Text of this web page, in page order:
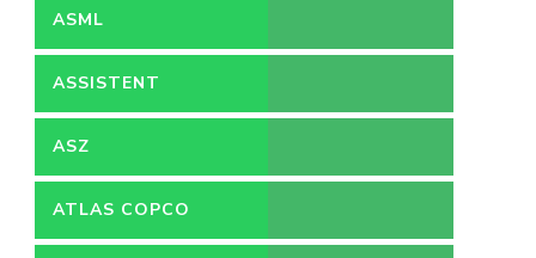
GRENZEN
ASML
ASSISTENT
ACCOUNTANT
ASZ
ATLAS COPCO